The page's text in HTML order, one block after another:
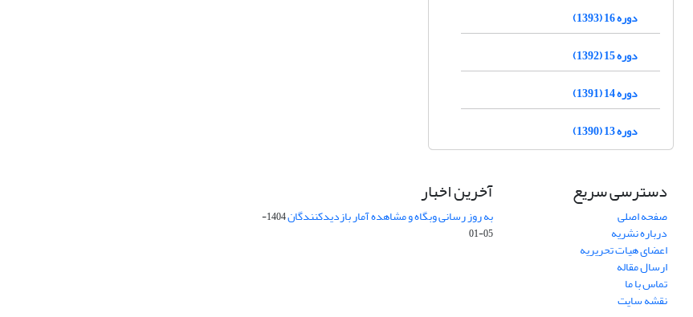
دوره 16 (1393)
دوره 15 (1392)
دوره 14 (1391)
دوره 13 (1390)
دسترسی سریع
صفحه اصلی
درباره نشریه
اعضای هیات تحریریه
ارسال مقاله
تماس با ما
نقشه سایت
آخرین اخبار
به روز رسانی وبگاه و مشاهده آمار بازدیدکنندگان
1404-
05-01